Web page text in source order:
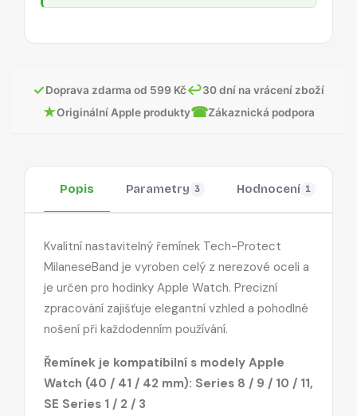
✓Doprava zdarma od 599 Kč↩30 dní na vrácení zboží
★Originální Apple produkty☎Zákaznická podpora
Popis Parametry 3 Hodnocení 1
Kvalitní nastavitelný řemínek Tech-Protect
MilaneseBand je vyroben celý z nerezové oceli a
je určen pro hodinky Apple Watch. Precizní
zpracování zajišťuje elegantní vzhled a pohodlné
nošení při každodenním používání.
Řemínek je kompatibilní s modely Apple
Watch (40 / 41 / 42 mm): Series 8 / 9 / 10 / 11,
SE Series 1 / 2 / 3